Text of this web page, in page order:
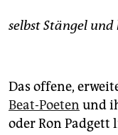
selbst Stängel
Das offene,
Beat-Poeten und
oder Ron Padgett